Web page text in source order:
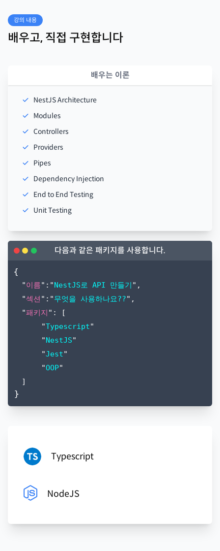
강의 내용
배우고, 직접 구현합니다
배우는 이론
NestJS Architecture
Modules
Controllers
Providers
Pipes
Dependency Injection
End to End Testing
Unit Testing
다음과 같은 패키지를 사용합니다.
{
"이름":"NestJS로 API 만들기 ",
"섹션 ":"무엇을 사용하나요??",
"패키지 ": [
"Typescript"
"NestJS"
"Jest"
"OOP"
]
}
Typescript
NodeJS